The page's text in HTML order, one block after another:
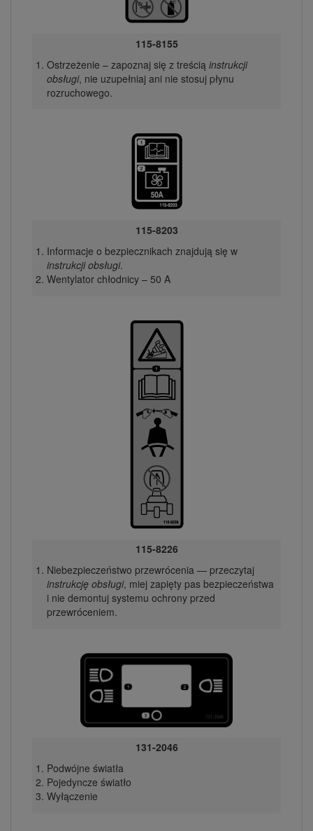
115-8155
Ostrzeżenie – zapoznaj się z treścią instrukcji
obsługi, nie uzupełniaj ani nie stosuj płynu
rozruchowego.
115-8203
Informacje o bezpiecznikach znajdują się w
instrukcji obsługi.
Wentylator chłodnicy – 50 A
115-8226
Niebezpieczeństwo przewrócenia — przeczytaj
instrukcję obsługi, miej zapięty pas bezpieczeństwa
i nie demontuj systemu ochrony przed
przewróceniem.
131-2046
Podwójne światła
Pojedyncze światło
Wyłączenie